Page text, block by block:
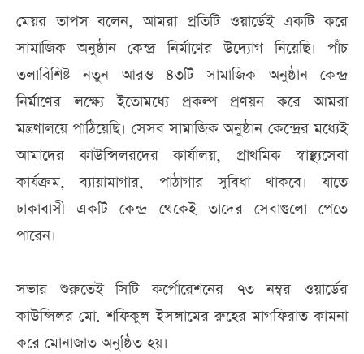
মেয়র তাপস বলেন, আমরা প্রতিটি ওয়ার্ডেই একটি করে
সামাজিক অনুষ্ঠান কেন্দ্র নির্মাণের উদ্যোগ নিয়েছি। পাঁচ
তলাবিশিষ্ট নতুন আরও ৪৩টি সামাজিক অনুষ্ঠান কেন্দ্র
নির্মাণের লক্ষ্যে ইতোমধ্যে প্রকল্প প্রণয়ন করে আমরা
মন্ত্রণালয়ে পাঠিয়েছি। সেসব সামাজিক অনুষ্ঠান কেন্দ্রের মধ্যেই
আমাদের কাউন্সিলরদের কার্যালয়, প্রাথমিক স্বাস্থ্যসেবা
কার্যক্রম, ব্যায়ামাগার, পাঠাগার সুবিধা থাকবে। যাতে
ঢাকাবাসী একটি কেন্দ্র থেকেই তাদের সেবাগুলো পেতে
পারেন।
সভার শুরুতেই সিটি কর্পোরেশনের ৭৩ নম্বর ওয়ার্ডের
কাউন্সিলর মো. শফিকুল ইসলামের রুহের মাগফিরাত কামনা
করে মোনাজাত অনুষ্ঠিত হয়।